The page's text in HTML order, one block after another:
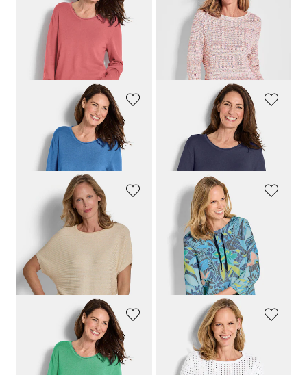
39,95 € 69,95 €
Pullover in meerkleurig breisel
59,95 €109,95 €
Laagste prijs van de afgelopen 30
dagen**: 69,95 € (-14%)
39,95 € 69,95 €
39,95 €69,95 €
109,95 €
Laagste prijs van de afgelopen 30
dagen**: 89,95 €
GOLDNER
59,95 €109,95 €
Laagste prijs van de afgelopen 30
dagen**: 69,95 € (-14%)
39,95 € 69,95 €
59,95 €109,95 €